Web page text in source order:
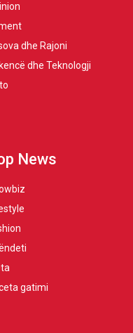
dhe Rajoni
dhe Teknologji
News
gatimi